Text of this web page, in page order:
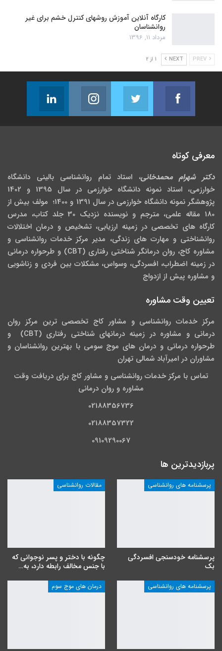
کارگاه آنلاین آموزش روشهای کنترل خشم برای غیر
روانشناسان
مرداد 11, 1396
NEXT 1 از 2
Facebook
Join us on Facebook
Twitter
Join us on Twitter
Instagram
Join us on Instagram
معرفی کوتاه
دکتر شهرام محمدخانی، استاد تمام روانشناسی بالینی دانشگاه
خوارزمی، استاد نمونه دانشگاه خوارزمی در سال 1395 و 1402
پژوهشگر نمونه دانشگاه خوارزمی در سال 1391 و 1400؛ مولف بیش از
180 مقاله علمی، مترجم و نویسنده نزدیک 30 جلد کتاب، مدرس
کارگاه­ های تخصصی در زمینه ارزیابی، تشخیص و درمان اختلالات
روانشناختی و مهارت های زندگی، مدیر مرکز خدمات روانشناسی و
مشاوره کاج، روان­ درمانگر شناختی رفتاری (CBT) و طرحواره درمانی
در زمینه اضطراب، افسردگی، وسواس، مشکلات بین فردی و زناشویی
و مشاوره پیش از ازدواج
تعیین وقت مشاوره
مرکز خدمات روانشناسی و مشاور کاج تخصصی‏ ترین مرکز روان
درمانی و مشاوره در زمینه درمان‏های شناختی رفتاری (CBT) و
طرحواره درمانی و درمان های موج سومی با بهترین روانشناسان و
مشاوران در امیرآباد شمالی تهران
تماس با مرکز خدمات روانشناسی و مشاور کاج برای دریافت وقت
مشاوره و روان درمانی
02188356736
02188357322
09109290067
پربازدیدترین ها
پرسشنامه های روانشناسی
پرسشنامه خودسنجی افسردگی
بک
مقالات روانشناسی
چگونه با دختر و پسر نوجوانی که
با جنس مخالف رابطه دارد، به…
پرسشنامه های روانشناسی درمان های موج سوم